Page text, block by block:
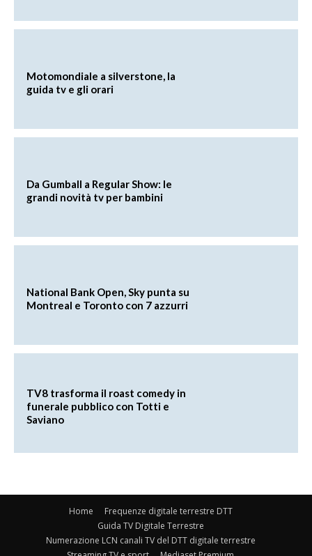
Motomondiale a silverstone, la
guida tv e gli orari
Da Gumball a Regular Show: le
grandi novità tv per bambini
National Bank Open, Sky punta su
Montreal e Toronto con 7 azzurri
TV8 trasforma il roast comedy in
funerale pubblico con Totti e
Saviano
Home
Frequenze digitale terrestre DTT
Guida TV Digitale Terrestre
Numerazione LCN canali TV del DTT digitale terrestre